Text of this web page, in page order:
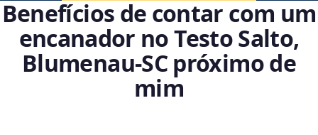
Benefícios de contar com um
encanador no Testo Salto,
Blumenau‑SC próximo de
mim